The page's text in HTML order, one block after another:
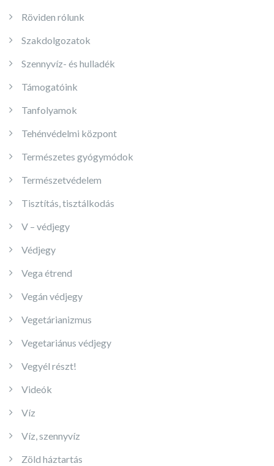
Röviden rólunk
Szakdolgozatok
Szennyvíz- és hulladék
Támogatóink
Tanfolyamok
Tehénvédelmi központ
Természetes gyógymódok
Természetvédelem
Tisztítás, tisztálkodás
V – védjegy
Védjegy
Vega étrend
Vegán védjegy
Vegetárianizmus
Vegetariánus védjegy
Vegyél részt!
Videók
Víz
Víz, szennyvíz
Zöld háztartás